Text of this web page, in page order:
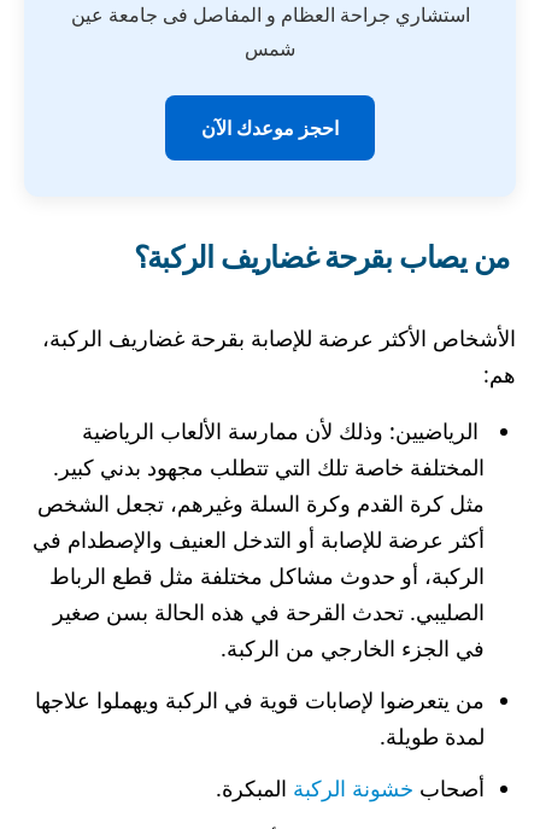
استشاري جراحة العظام و المفاصل فى جامعة عين
شمس
احجز موعدك الآن
من يصاب بقرحة غضاريف الركبة؟
الأشخاص الأكثر عرضة للإصابة بقرحة غضاريف الركبة،
هم:
الرياضيين: وذلك لأن ممارسة الألعاب الرياضية
المختلفة خاصة تلك التي تتطلب مجهود بدني كبير.
مثل كرة القدم وكرة السلة وغيرهم، تجعل الشخص
أكثر عرضة للإصابة أو التدخل العنيف والإصطدام في
الركبة، أو حدوث مشاكل مختلفة مثل قطع الرباط
الصليبي. تحدث القرحة في هذه الحالة بسن صغير
في الجزء الخارجي من الركبة.
من يتعرضوا لإصابات قوية في الركبة ويهملوا علاجها
لمدة طويلة.
أصحاب خشونة الركبة المبكرة.